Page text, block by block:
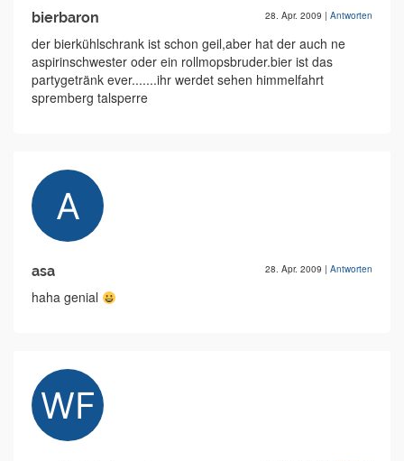
bierbaron 28. Apr. 2009 | Antworten
der bierkühlschrank ist schon geil,aber hat der auch ne
aspirinschwester oder ein rollmopsbruder.bier ist das
partygetränk ever.......ihr werdet sehen himmelfahrt
spremberg talsperre
asa 28. Apr. 2009 | Antworten
haha genial